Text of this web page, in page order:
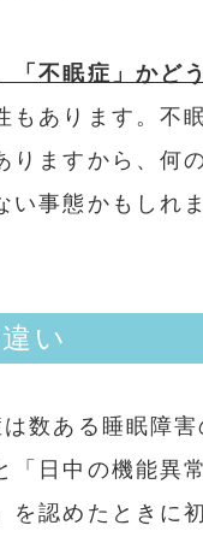
「不眠症」かど
もあります。不
りますから、何
事態かもしれ
い
数ある睡眠障
「日中の機能異
認めたときに